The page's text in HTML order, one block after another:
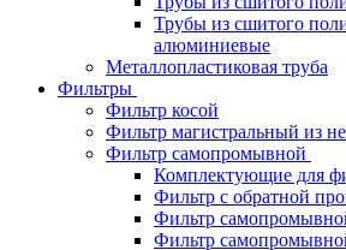
Трубы из сшитого
алюминиевые
Металлопластиковая труба
Фильтры
Фильтр косой
Фильтр магистральный из
Фильтр самопромывной
Комплектующие для
Фильтр с обратной
Фильтр
Фильтр